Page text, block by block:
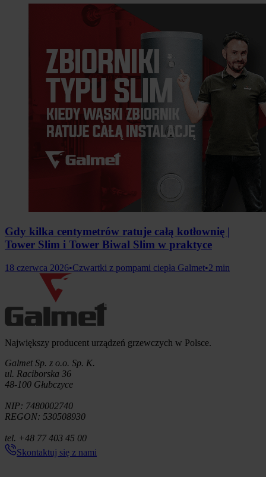
Gdy kilka centymetrów ratuje całą kotłownię |
Tower Slim i Tower Biwal Slim w praktyce
18 czerwca 2026•Czwartki z pompami ciepła Galmet•2 min
Informacje o firmie
Największy producent urządzeń grzewczych w Polsce.
Galmet Sp. z o.o. Sp. K.
ul. Raciborska 36
48-100 Głubczyce
NIP: 7480002740
REGON: 530508930
tel. +48 77 403 45 00
Skontaktuj się z nami